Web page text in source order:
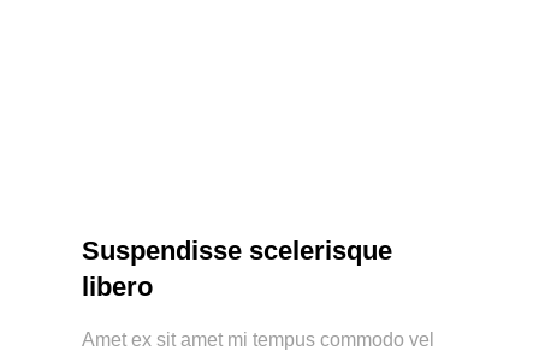
Suspendisse scelerisque
libero
Amet ex sit amet mi tempus commodo vel